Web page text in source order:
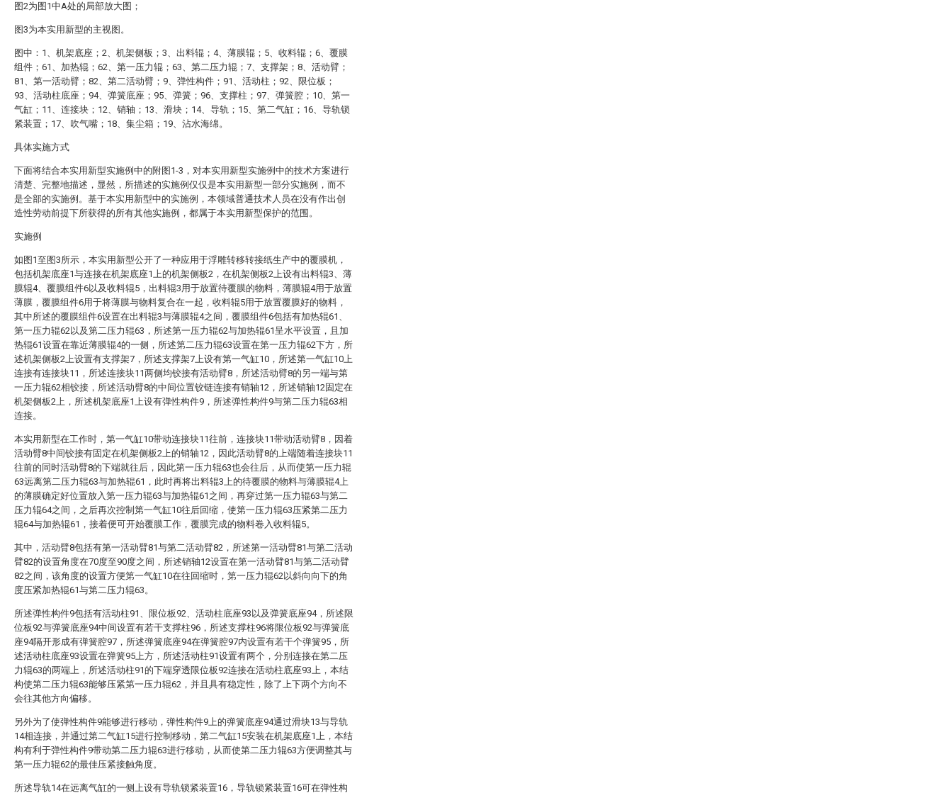
图2为图1中A处的局部放大图；
图3为本实用新型的主视图。
图中：1、机架底座；2、机架侧板；3、出料辊；4、薄膜辊；5、收料辊；6、覆膜
组件；61、加热辊；62、第一压力辊；63、第二压力辊；7、支撑架；8、活动臂；
81、第一活动臂；82、第二活动臂；9、弹性构件；91、活动柱；92、限位板；
93、活动柱底座；94、弹簧底座；95、弹簧；96、支撑柱；97、弹簧腔；10、第一
气缸；11、连接块；12、销轴；13、滑块；14、导轨；15、第二气缸；16、导轨锁
紧装置；17、吹气嘴；18、集尘箱；19、沾水海绵。
具体实施方式
下面将结合本实用新型实施例中的附图1-3，对本实用新型实施例中的技术方案进行
清楚、完整地描述，显然，所描述的实施例仅仅是本实用新型一部分实施例，而不
是全部的实施例。基于本实用新型中的实施例，本领域普通技术人员在没有作出创
造性劳动前提下所获得的所有其他实施例，都属于本实用新型保护的范围。
实施例
如图1至图3所示，本实用新型公开了一种应用于浮雕转移转接纸生产中的覆膜机，
包括机架底座1与连接在机架底座1上的机架侧板2，在机架侧板2上设有出料辊3、薄
膜辊4、覆膜组件6以及收料辊5，出料辊3用于放置待覆膜的物料，薄膜辊4用于放置
薄膜，覆膜组件6用于将薄膜与物料复合在一起，收料辊5用于放置覆膜好的物料，
其中所述的覆膜组件6设置在出料辊3与薄膜辊4之间，覆膜组件6包括有加热辊61、
第一压力辊62以及第二压力辊63，所述第一压力辊62与加热辊61呈水平设置，且加
热辊61设置在靠近薄膜辊4的一侧，所述第二压力辊63设置在第一压力辊62下方，所
述机架侧板2上设置有支撑架7，所述支撑架7上设有第一气缸10，所述第一气缸10上
连接有连接块11，所述连接块11两侧均铰接有活动臂8，所述活动臂8的另一端与第
一压力辊62相铰接，所述活动臂8的中间位置铰链连接有销轴12，所述销轴12固定在
机架侧板2上，所述机架底座1上设有弹性构件9，所述弹性构件9与第二压力辊63相
连接。
本实用新型在工作时，第一气缸10带动连接块11往前，连接块11带动活动臂8，因着
活动臂8中间铰接有固定在机架侧板2上的销轴12，因此活动臂8的上端随着连接块11
往前的同时活动臂8的下端就往后，因此第一压力辊63也会往后，从而使第一压力辊
63远离第二压力辊63与加热辊61，此时再将出料辊3上的待覆膜的物料与薄膜辊4上
的薄膜确定好位置放入第一压力辊63与加热辊61之间，再穿过第一压力辊63与第二
压力辊64之间，之后再次控制第一气缸10往后回缩，使第一压力辊63压紧第二压力
辊64与加热辊61，接着便可开始覆膜工作，覆膜完成的物料卷入收料辊5。
其中，活动臂8包括有第一活动臂81与第二活动臂82，所述第一活动臂81与第二活动
臂82的设置角度在70度至90度之间，所述销轴12设置在第一活动臂81与第二活动臂
82之间，该角度的设置方便第一气缸10在往回缩时，第一压力辊62以斜向向下的角
度压紧加热辊61与第二压力辊63。
所述弹性构件9包括有活动柱91、限位板92、活动柱底座93以及弹簧底座94，所述限
位板92与弹簧底座94中间设置有若干支撑柱96，所述支撑柱96将限位板92与弹簧底
座94隔开形成有弹簧腔97，所述弹簧底座94在弹簧腔97内设置有若干个弹簧95，所
述活动柱底座93设置在弹簧95上方，所述活动柱91设置有两个，分别连接在第二压
力辊63的两端上，所述活动柱91的下端穿透限位板92连接在活动柱底座93上，本结
构使第二压力辊63能够压紧第一压力辊62，并且具有稳定性，除了上下两个方向不
会往其他方向偏移。
另外为了使弹性构件9能够进行移动，弹性构件9上的弹簧底座94通过滑块13与导轨
14相连接，并通过第二气缸15进行控制移动，第二气缸15安装在机架底座1上，本结
构有利于弹性构件9带动第二压力辊63进行移动，从而使第二压力辊63方便调整其与
第一压力辊62的最佳压紧接触角度。
所述导轨14在远离气缸的一侧上设有导轨锁紧装置16，导轨锁紧装置16可在弹性构